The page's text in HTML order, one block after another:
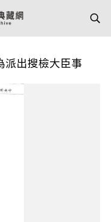
派出搜檢大臣事